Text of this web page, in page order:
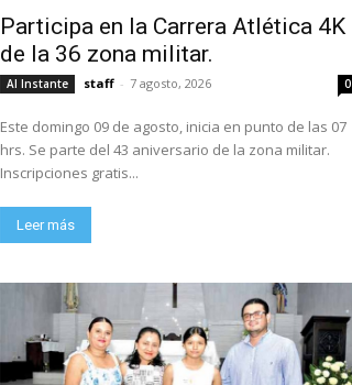
Participa en la Carrera Atlética 4K
de la 36 zona militar.
Al Instante staff - 7 agosto, 2026 0
Este domingo 09 de agosto, inicia en punto de las 07
hrs. Se parte del 43 aniversario de la zona militar.
Inscripciones gratis...
Leer más